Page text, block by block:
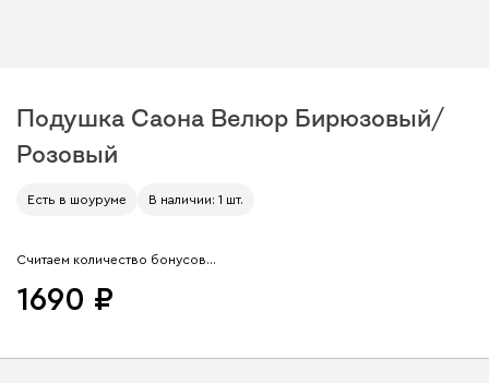
Подушка Саона Велюр Бирюзовый/
Розовый
Есть в шоуруме В наличии: 1 шт.
Считаем количество бонусов…
1690